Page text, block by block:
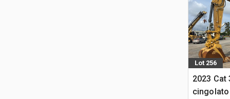
Lot 256
2023 Cat
cingolato